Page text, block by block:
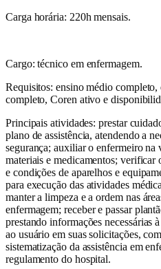
Carga horária: 220h mensais.
Cargo: técnico em enfermagem.
Requisitos: ensino médio
completo, Coren ativo e
Principais atividades: prestar
plano de assistência, atendendo a
segurança; auxiliar o enfermeiro na
materiais e medicamentos; verificar
e condições de aparelhos e
para execução das atividades
manter a limpeza e a ordem nas
enfermagem; receber e passar
prestando informações necessárias
ao usuário em suas solicitações,
sistematização da assistência em
regulamento do hospital.